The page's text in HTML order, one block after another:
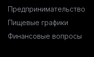
Предпринимательство
Пищевые графики
Финансовые вопросы